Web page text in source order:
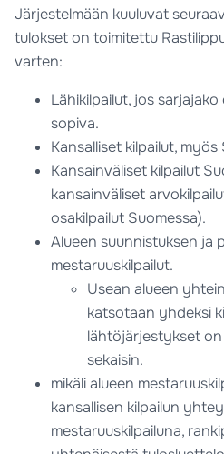
Järjestelmään kuuluvat
tulokset on toimitettu
varten:
Lähikilpailut, jos
sopiva.
Kansalliset kilpailut, myös
Kansainväliset kilpailut
kansainväliset
osakilpailut Suomessa).
Alueen suunnistuksen ja
mestaruuskilpailut.
Usean alueen
katsotaan yhdeksi
lähtöjärjestykset
sekaisin.
mikäli alueen
kansallisen kilpailun
mestaruuskilpailuna,